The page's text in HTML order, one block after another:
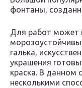
фонтаны,
Для работ может
галька,
украшения
краска. В данном
несколькими